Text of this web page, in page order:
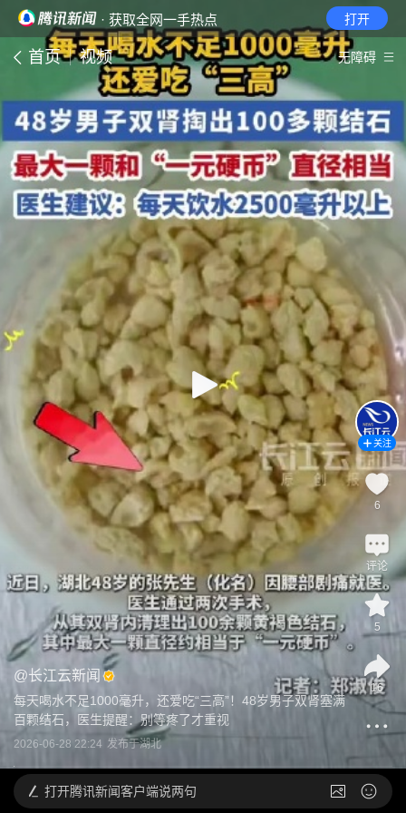
· 获取全网一手热点 打开
首页 视频 无障碍
@长江云新闻
每天喝水不足1000毫升，还爱吃“三高”！48岁男子双肾塞满
百颗结石，医生提醒：别等疼了才重视
2026-06-28 22:24 发布于湖北
关注
6
评论
5
16
打开腾讯新闻客户端说两句